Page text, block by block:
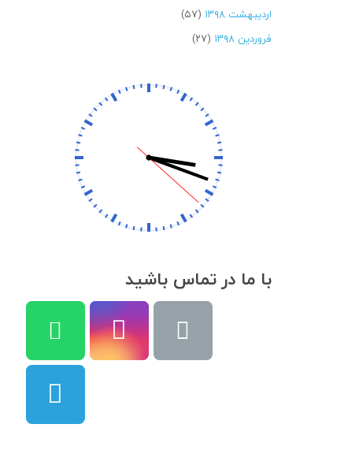
اردیبهشت ۱۳۹۸
(۵۷)
فروردین ۱۳۹۸
(۲۷)
با ما در تماس باشید